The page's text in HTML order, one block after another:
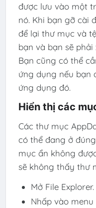
được lưu vào một
nó. Khi bạn gỡ cài
để lại thư mục và
bạn và bạn sẽ
Bạn cũng có thể
ứng dụng nếu bạn
ứng dụng đó.
Hiển thị các
Các thư mục
có thể đang ở
mục ẩn không
sẽ không thấy thư
Mở File Explorer.
Nhấp vào menu